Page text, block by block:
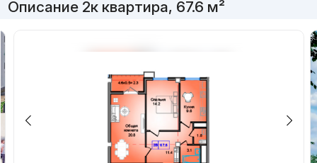
Описание 2к квартира, 67.6 м²